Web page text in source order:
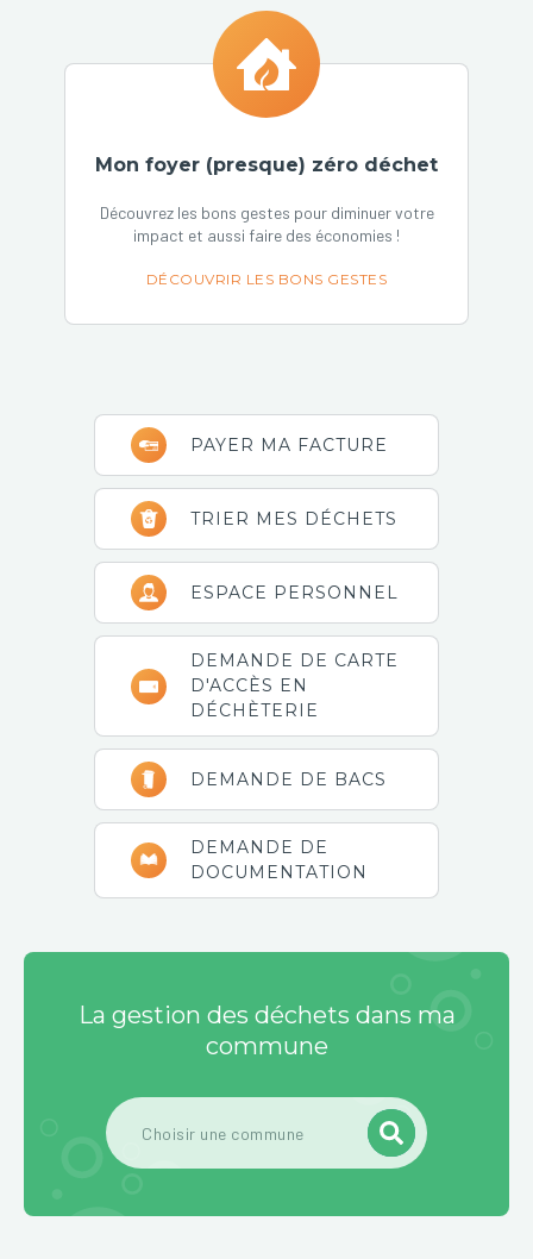
Mon foyer (presque) zéro déchet
Découvrez les bons gestes pour diminuer votre
impact et aussi faire des économies !
DÉCOUVRIR LES BONS GESTES
Barre
latérale
principale
PAYER MA FACTURE
TRIER MES DÉCHETS
ESPACE PERSONNEL
DEMANDE DE CARTE
D'ACCÈS EN
DÉCHÈTERIE
DEMANDE DE BACS
DEMANDE DE
DOCUMENTATION
La gestion des déchets dans ma
commune